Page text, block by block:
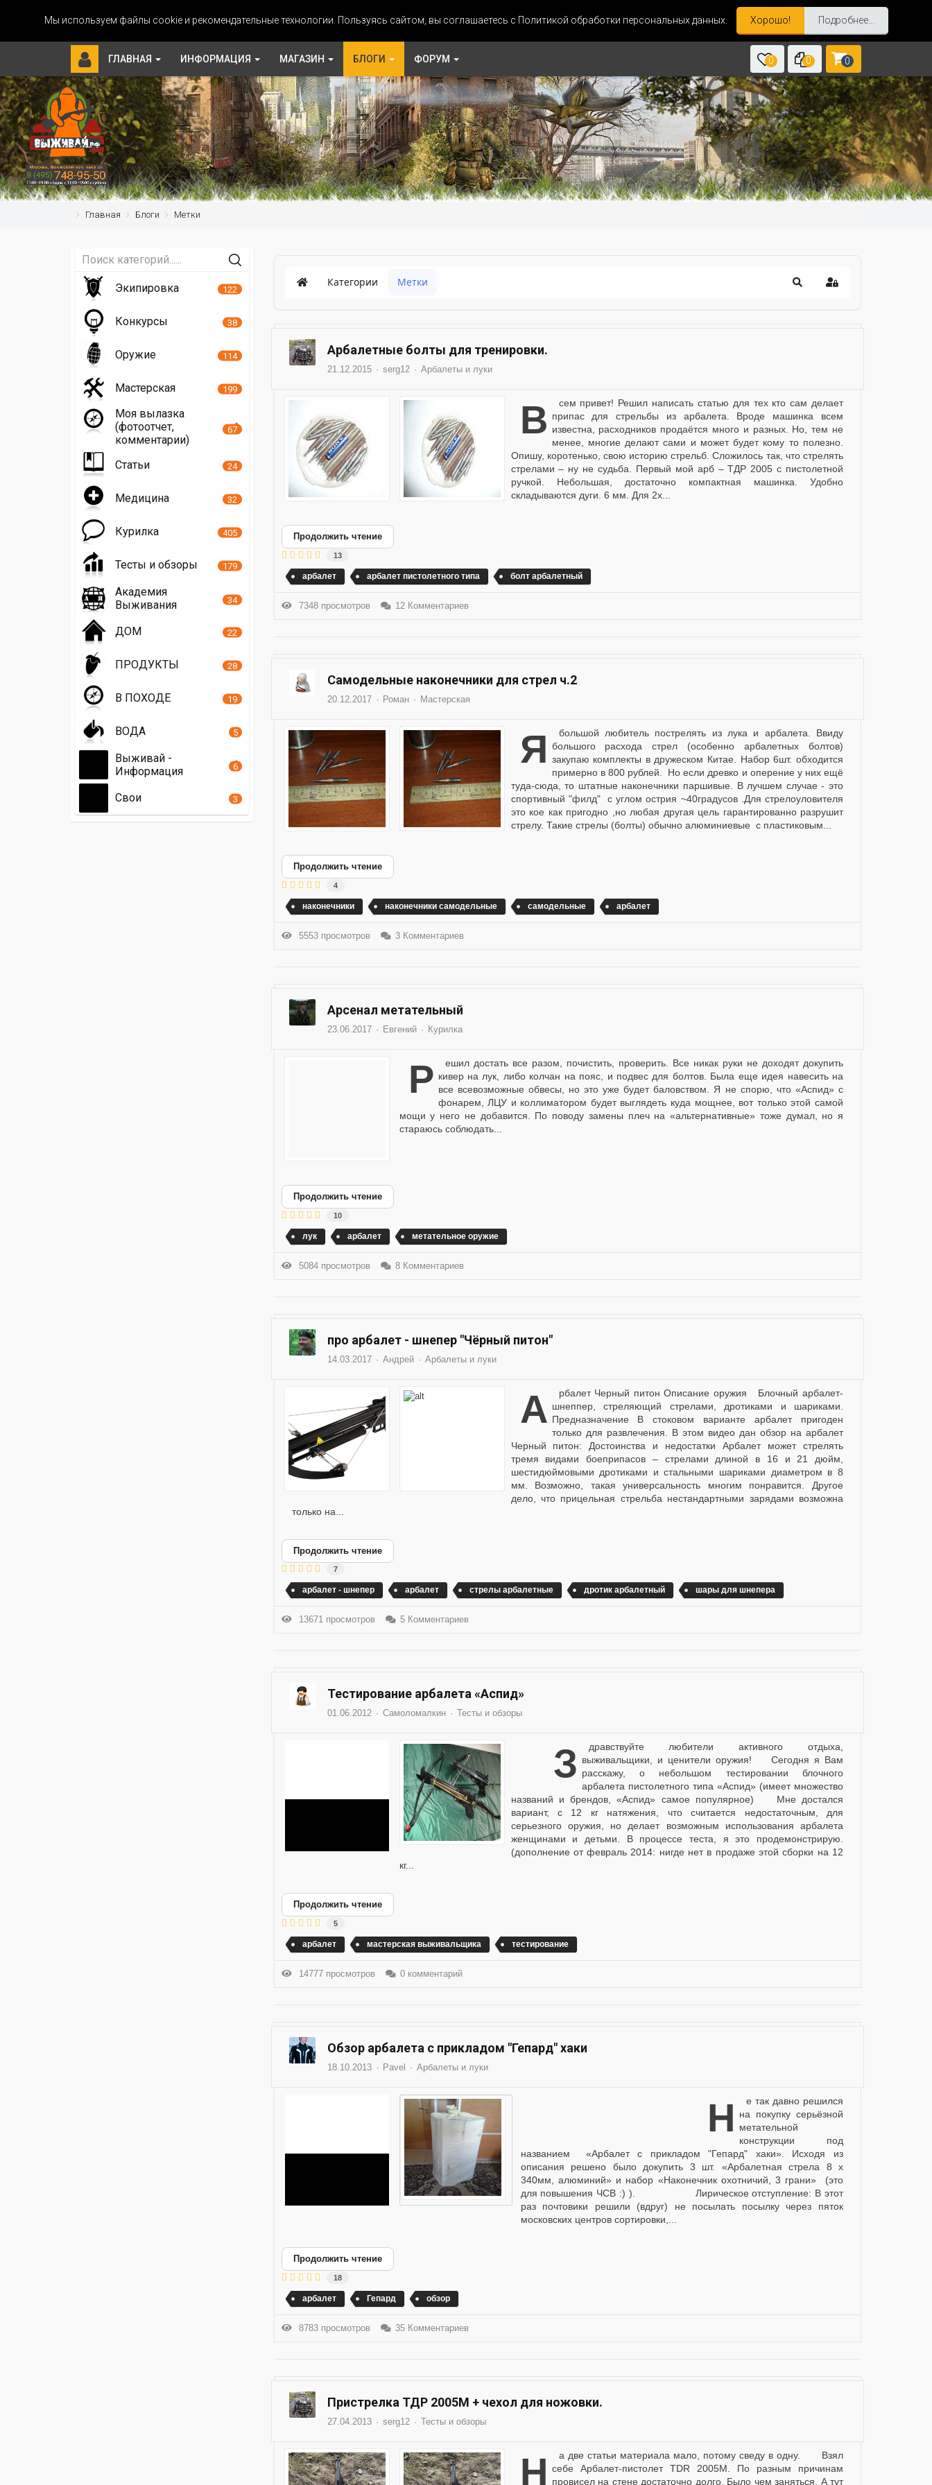
Мы используем файлы cookie и рекомендательные технологии. Пользуясь сайтом, вы соглашаетесь с Политикой обработки персональных данных. Хорошо! Подробнее...
ГЛАВНАЯ ИНФОРМАЦИЯ МАГАЗИН БЛОГИ ФОРУМ 0 0 0
Главная Блоги Метки
Категории Метки
Арбалетные болты для тренировки.
21.12.2015 serg12 Арбалеты и луки
Всем привет! Решил написать статью для тех кто сам делает припас для стрельбы из арбалета. Вроде машинка всем
известна, расходников продаётся много и разных. Но, тем не
менее, многие делают сами и может будет кому то полезно.
Опишу, коротенько, свою историю стрельб. Сложилось так, что стрелять
стрелами – ну не судьба. Первый мой арб – ТДР 2005 с пистолетной
ручкой. Небольшая, достаточно компактная машинка. Удобно
складываются дуги. 6 мм. Для 2х...
Продолжить чтение
13
арбалет арбалет пистолетного типа болт арбалетный
7348 просмотров 12 Комментариев
Самодельные наконечники для стрел ч.2
20.12.2017 Роман Мастерская
Я большой любитель пострелять из лука и арбалета. Ввиду большого расхода стрел (особенно арбалетных болтов)
закупаю комплекты в дружеском Китае. Набор 6шт. обходится
примерно в 800 рублей. Но если древко и оперение у них ещё
туда-сюда, то штатные наконечники паршивые. В лучшем случае - это
спортивный "филд" с углом острия ~40градусов .Для стрелоуловителя
это кое как пригодно ,но любая другая цель гарантированно разрушит
стрелу. Такие стрелы (болты) обычно алюминиевые с пластиковым...
Продолжить чтение
4
наконечники наконечники самодельные самодельные арбалет
5553 просмотров 3 Комментариев
Арсенал метательный
23.06.2017 Евгений Курилка
Решил достать все разом, почистить, проверить. Все никак руки не доходят докупить кивер на лук, либо колчан на пояс, и подвес для болтов. Была еще идея навесить на
все всевозможные обвесы, но это уже будет баловством. Я не спорю, что «Аспид» с
фонарем, ЛЦУ и коллиматором будет выглядеть куда мощнее, вот только этой самой
мощи у него не добавится. По поводу замены плеч на «альтернативные» тоже думал, но я
стараюсь соблюдать...
Продолжить чтение
10
лук арбалет метательное оружие
5084 просмотров 8 Комментариев
про арбалет - шнепер "Чёрный питон"
14.03.2017 Андрей Арбалеты и луки
Арбалет Черный питон Описание оружия Блочный арбалет- шнеппер, стреляющий стрелами, дротиками и шариками.
Предназначение В стоковом варианте арбалет пригоден
только для развлечения. В этом видео дан обзор на арбалет
Черный питон: Достоинства и недостатки Арбалет может стрелять
тремя видами боеприпасов – стрелами длиной в 16 и 21 дюйм,
шестидюймовыми дротиками и стальными шариками диаметром в 8
мм. Возможно, такая универсальность многим понравится. Другое
дело, что прицельная стрельба нестандартными зарядами возможна
только на...
Продолжить чтение
7
арбалет - шнепер арбалет стрелы арбалетные дротик арбалетный шары для шнепера
13671 просмотров 5 Комментариев
Тестирование арбалета «Аспид»
01.06.2012 Самоломалкин Тесты и обзоры
Здравствуйте любители активного отдыха, выживальщики, и ценители оружия! Сегодня я Вам
расскажу, о небольшом тестировании блочного
арбалета пистолетного типа «Аспид» (имеет множество
названий и брендов, «Аспид» самое популярное) Мне достался
вариант, с 12 кг натяжения, что считается недостаточным, для
серьезного оружия, но делает возможным использования арбалета
женщинами и детьми. В процессе теста, я это продемонстрирую.
(дополнение от февраль 2014: нигде нет в продаже этой сборки на 12
кг...
Продолжить чтение
5
арбалет мастерская выживальщика тестирование
14777 просмотров 0 комментарий
Обзор арбалета с прикладом "Гепард" хаки
18.10.2013 Pavel Арбалеты и луки
Не так давно решился
на покупку серьёзной
метательной
конструкции под
названием «Арбалет с прикладом "Гепард" хаки». Исходя из
описания решено было докупить 3 шт. «Арбалетная стрела 8 х
340мм, алюминий» и набор «Наконечник охотничий, 3 грани» (это
для повышения ЧСВ :) ). Лирическое отступление: В этот
раз почтовики решили (вдруг) не посылать посылку через пяток
московских центров сортировки,...
Продолжить чтение
18
арбалет Гепард обзор
8783 просмотров 35 Комментариев
Пристрелка ТДР 2005М + чехол для ножовки.
27.04.2013 serg12 Тесты и обзоры
На две статьи материала мало, потому сведу в одну. Взял себе Арбалет-пистолет TDR 2005M. По разным причинам
провисел на стене достаточно долго. Было чем заняться. А тут
Экипировка 122
Конкурсы 38
Оружие 114
Мастерская 199
Моя вылазка
(фотоотчет,
комментарии)
67
Статьи 24
Медицина 32
Курилка 405
Тесты и обзоры 179
Академия
Выживания
34
ДОМ 22
ПРОДУКТЫ 28
В ПОХОДЕ 19
ВОДА 5
Выживай -
Информация
6
Свои 3